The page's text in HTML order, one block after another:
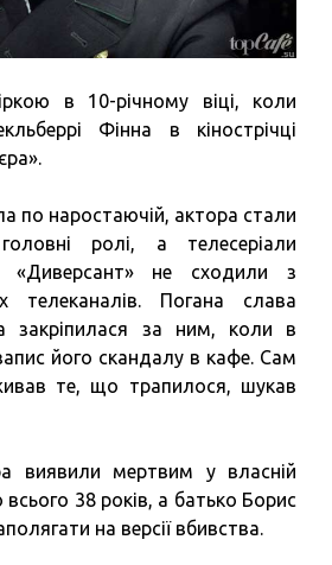
в 10-річному віці, коли
Фінна в кінострічці
по наростаючій, актора стали
ролі, а телесеріали
«Диверсант» не сходили з
телеканалів. Погана слава
закріпилася за ним, коли в
його скандалу в кафе. Сам
те, що трапилося, шукав
виявили мертвим у власній
38 років, а батько Борис
на версії вбивства.